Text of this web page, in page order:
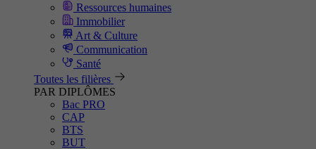
Ressources humaines
Immobilier
Art & Culture
Communication
Santé
Toutes les filières
PAR DIPLÔMES
Bac PRO
CAP
BTS
BUT